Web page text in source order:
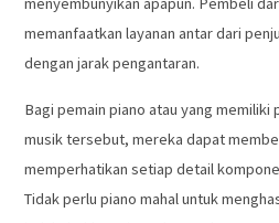
memanfaatkan layanan antar dari
dengan jarak pengantaran.
Bagi pemain piano atau yang memiliki
musik tersebut, mereka dapat
memperhatikan setiap detail
Tidak perlu piano mahal untuk